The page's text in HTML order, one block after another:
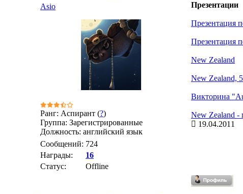
Asio
Ранг: Аспирант (?)
Группа: Зарегистрированные
Должность: английский язык
Сообщений: 724
Награды:
16
Статус:
Offline
Презентации
Презентация
Презентация
New Zealand
New Zealand,
Викторина
New Zealand -
19.04.2011